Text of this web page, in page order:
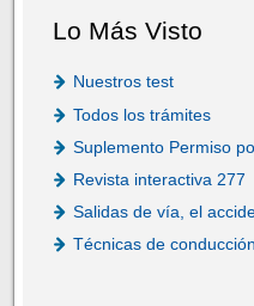
Lo Más Visto
Nuestros test
Todos los trámites
Suplemento Permiso
Revista interactiva 277
Salidas de vía, el
Técnicas de conducción